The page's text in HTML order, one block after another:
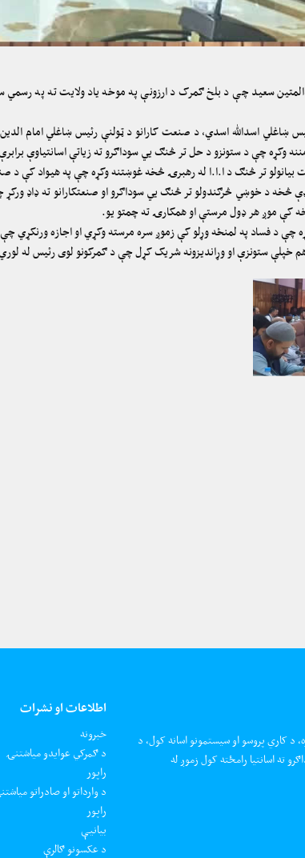
سعید چې د بلخ ګمرک د ارزونې په موخه یاد ولایت ته په
اسدالله اسدي، د صنعت کارانو د ټولنې رئیس ښاغلي امام
وکړه چې د ستونزو د حل تر څنګ یي سوداګرو ته زیاتې اسانتیاوې
تر څنګ د ا.ا.ا له رهبرۍ څخه غوښتنه وکړه چې په هیواد کې د
د خوښي څرګندولو تر څنګ یي سوداګرو او صنعتکارانو ته ډاډ
کې موږ هر ډول مرستې او همکارۍ ته چمتو یو.
چې د فساد په لمنځه وړلو کې زموږ سره مرسته وکړي او اجازه ورنکړي
خپلې ستونزې او وړاندیزونه شریک کړل چې د ګمرکونو لوی رئیس له
د کاري پروسو او سیستمونو اسانه کول، د
ته اسانتیا رامځته کول زموږ له
اطلاعات او نشرات
خبرونه
د ګمرکي عوایدو میاشتنۍ
راپور
د وارداتو او صادراتو
راپور
بیانیې
د عکسونو ګالرې